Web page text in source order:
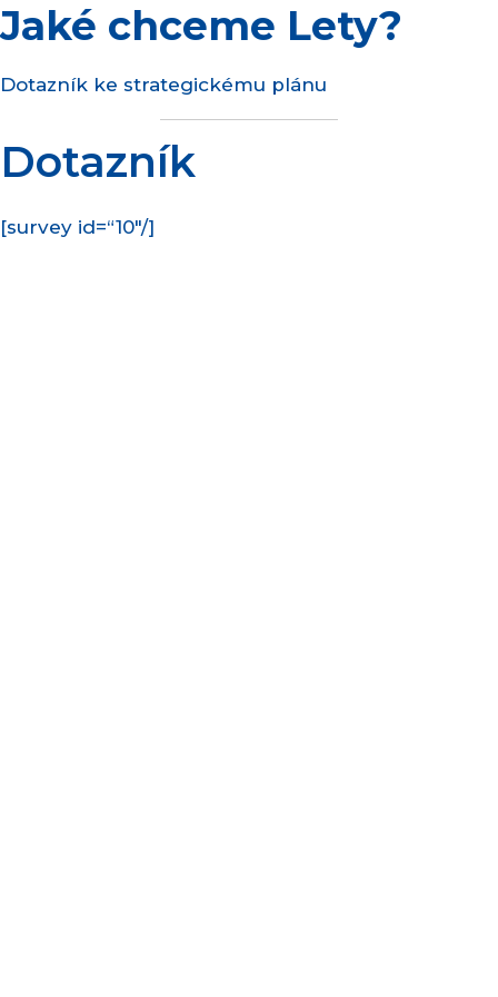
Přeskočit
na
obsah
Jaké chceme Lety?
Dotazník ke strategickému plánu
Dotazník
[survey id=“10″/]